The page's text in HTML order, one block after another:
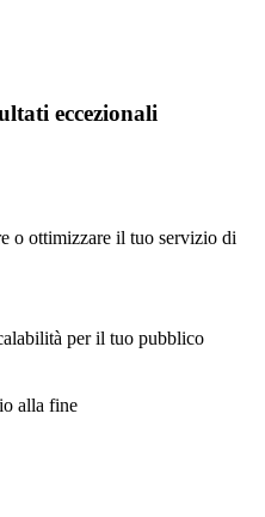
eccezionali
o ottimizzare il tuo servizio di
per il tuo pubblico
alla fine